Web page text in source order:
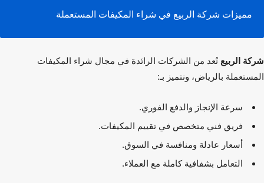
مميزات شركة الربيع في شراء المكيفات المستعملة
الربيع تُعد من الشركات الرائدة في مجالشراء المكيفات
بالرياض، ونتميز بـ:
سرعة الإنجاز والدفع الفوري.
فريق فني متخصص في تقييم المكيفات.
أسعار عادلة ومنافسة في السوق.
التعامل بشفافية كاملة مع العملاء.